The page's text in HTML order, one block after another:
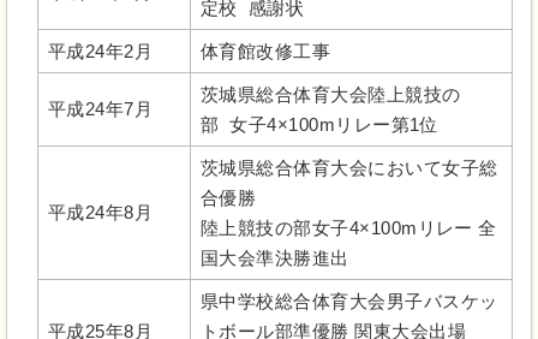
定校 感謝状
平成24年2月 体育館改修工事
平成24年7月
茨城県総合体育大会陸上競技の
部 女子4×100mリレー第1位
平成24年8月
茨城県総合体育大会において女子総
合優勝
陸上競技の部女子4×100mリレー 全
国大会準決勝進出
平成25年8月
県中学校総合体育大会男子バスケッ
トボール部準優勝 関東大会出場